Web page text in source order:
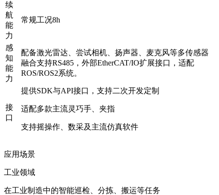
续
航
能
力
常规工况8h
感
知
能
力
配备激光雷达、尝试相机、扬声器、麦克风等多传感器
融合支持RS485，外部EtherCAT/IO扩展接口，适配
ROS/ROS2系统。
接
口
提供SDK与API接口，支持二次开发定制
适配多款主流灵巧手、夹指
支持摇操作、数采及主流仿真软件
应用场景
工业领域
在工业制造中的智能巡检、分拣、搬运等任务